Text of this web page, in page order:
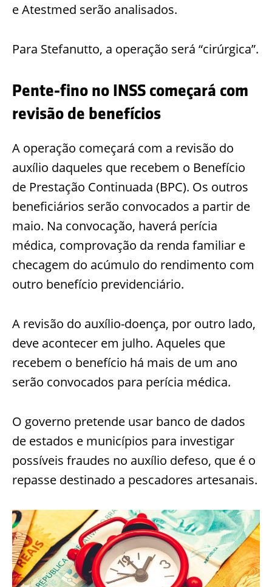
e Atestmed serão analisados.
Para Stefanutto, a operação será “cirúrgica”.
Pente-fino no INSS começará com
revisão de benefícios
A operação começará com a revisão do
auxílio daqueles que recebem o Benefício
de Prestação Continuada (BPC). Os outros
beneficiários serão convocados a partir de
maio. Na convocação, haverá perícia
médica, comprovação da renda familiar e
checagem do acúmulo do rendimento com
outro benefício previdenciário.
A revisão do auxílio-doença, por outro lado,
deve acontecer em julho. Aqueles que
recebem o benefício há mais de um ano
serão convocados para perícia médica.
O governo pretende usar banco de dados
de estados e municípios para investigar
possíveis fraudes no auxílio defeso, que é o
repasse destinado a pescadores artesanais.